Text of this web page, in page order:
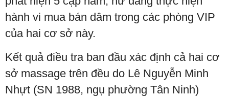
hành vi mua bán dâm trong các phòng VIP
của hai cơ sở này.
Kết quả điều tra ban đầu xác định cả hai cơ
sở massage trên đều do Lê Nguyễn Minh
Nhựt (SN 1988, ngụ phường Tân Ninh)